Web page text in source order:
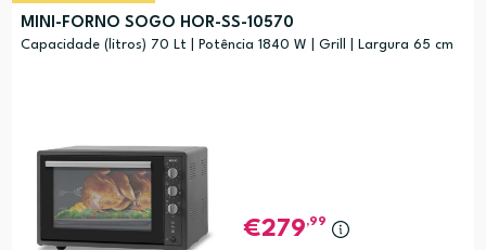
MINI-FORNO SOGO HOR-SS-10570
Capacidade (litros) 70 Lt | Potência 1840 W | Grill | Largura 65 cm
279,99